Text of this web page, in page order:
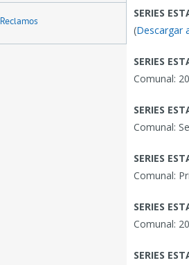
Reclamos
SERIES
(Descargar
SERIES
Comunal:
SERIES
Comunal:
SERIES
Comunal:
SERIES
Comunal:
SERIES